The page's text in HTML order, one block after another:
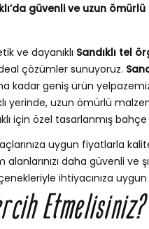
güvenli ve uzun
ve dayanıklı Sandıklı tel
çözümler sunuyoruz.
kadar geniş ürün
yerinde, uzun ömürlü
için özel tasarlanmış
uygun fiyatlarla
alanlarınızı daha güvenli ve
ihtiyacınıza
Etmelisiniz?